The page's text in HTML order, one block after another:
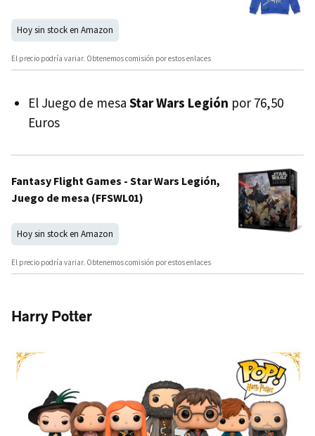
Hoy sin stock en Amazon
El precio podría variar. Obtenemos comisión por estos enlaces
El Juego de mesa Star Wars Legión por 76,50
Euros
Fantasy Flight Games - Star Wars Legión,
Juego de mesa (FFSWL01)
Hoy sin stock en Amazon
El precio podría variar. Obtenemos comisión por estos enlaces
Harry Potter